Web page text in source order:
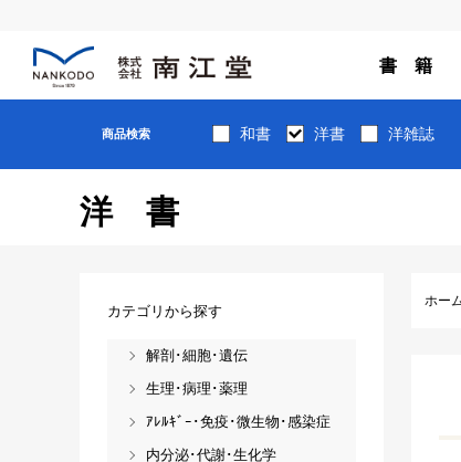
書 籍
商品検索 和書 洋書 洋雑誌
洋書
ホー
カテゴリから探す
解剖･細胞･遺伝
生理･病理･薬理
ｱﾚﾙｷﾞｰ･免疫･微生物･感染症
内分泌･代謝･生化学